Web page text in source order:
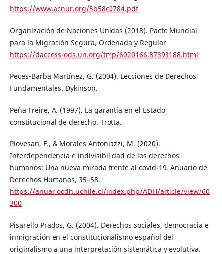
https://www.acnur.org/5b58c0784.pdf
Organización de Naciones Unidas (2018). Pacto Mundial
para la Migración Segura, Ordenada y Regular.
https://daccess-ods.un.org/tmp/6020166.87393188.html
Peces-Barba Martínez, G. (2004). Lecciones de Derechos
Fundamentales. Dykinson.
Peña Freire, A. (1997). La garantía en el Estado
constitucional de derecho. Trotta.
Piovesan, F., & Morales Antoniazzi, M. (2020).
Interdependencia e indivisibilidad de los derechos
humanos: Una nueva mirada frente al covid-19. Anuario de
Derechos Humanos, 35–58.
https://anuariocdh.uchile.cl/index.php/ADH/article/view/60
300
Pisarello Prados, G. (2004). Derechos sociales, democracia e
inmigración en el constitucionalismo español del
originalismo a una interpretación sistemática y evolutiva.